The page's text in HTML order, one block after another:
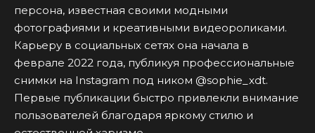
персона, известная своими модными
фотографиями и креативными видеороликами.
Карьеру в социальных сетях она начала в
феврале 2022 года, публикуя профессиональные
снимки на Instagram под ником @sophie_xdt.
Первые публикации быстро привлекли внимание
пользователей благодаря яркому стилю и